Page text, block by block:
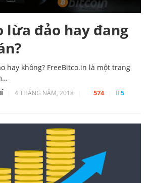
lừa đảo hay đang
hay không? FreeBitco.in là một trang
4 THÁNG NĂM, 2018 574 5